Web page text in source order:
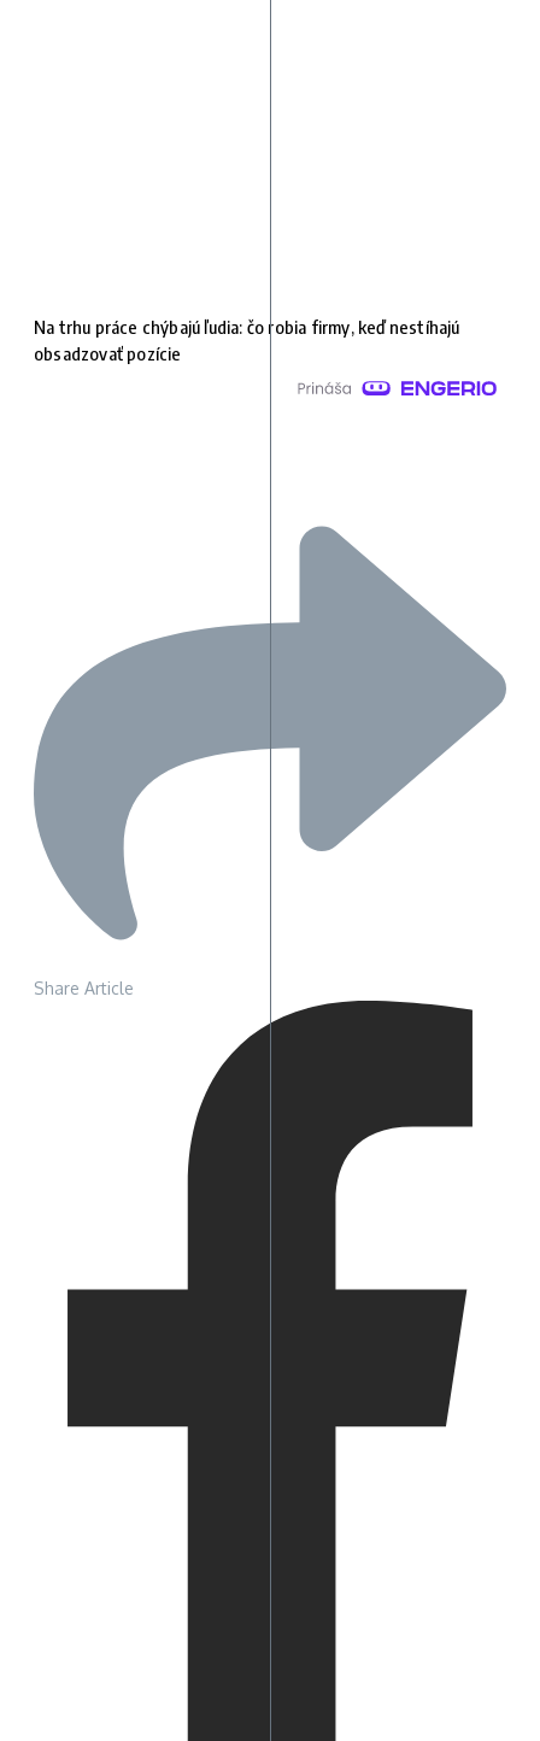
Na trhu práce chýbajú ľudia: čo robia firmy, keď nestíhajú
obsadzovať pozície
Share Article